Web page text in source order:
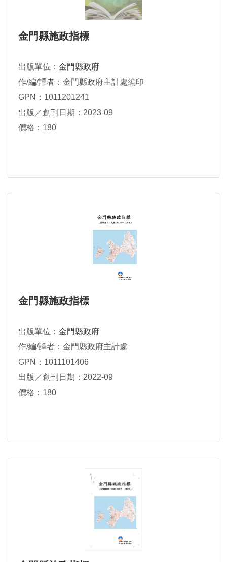
金門縣施政指標
出版單位： 金門縣政府
作/編/譯者：金門縣政府主計處編印
GPN：1011201241
出版／創刊日期：2023-09
價格：180
金門縣施政指標
出版單位： 金門縣政府
作/編/譯者：金門縣政府主計處
GPN：1011101406
出版／創刊日期：2022-09
價格：180